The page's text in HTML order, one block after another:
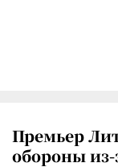
Премьер
обороны из-